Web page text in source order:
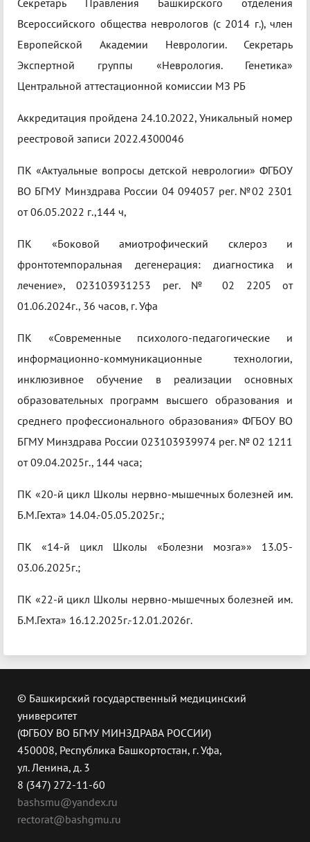
Секретарь Правления Башкирского отделения
Всероссийского общества неврологов (с 2014 г.), член
Европейской Академии Неврологии. Секретарь
Экспертной группы «Неврология. Генетика»
Центральной аттестационной комиссии МЗ РБ
Аккредитация пройдена 24.10.2022, Уникальный номер
реестровой записи 2022.4300046
ПК «Актуальные вопросы детской неврологии» ФГБОУ
ВО БГМУ Минздрава России 04 094057 рег. №02 2301
от 06.05.2022 г.,144 ч,
ПК «Боковой амиотрофический склероз и
фронтотемпоральная дегенерация: диагностика и
лечение», 023103931253 рег. № 02 2205 от
01.06.2024г., 36 часов, г. Уфа
ПК «Современные психолого-педагогические и
информационно-коммуникационные технологии,
инклюзивное обучение в реализации основных
образовательных программ высшего образования и
среднего профессионального образования» ФГБОУ ВО
БГМУ Минздрава России 023103939974 рег. № 02 1211
от 09.04.2025г., 144 часа;
ПК «20-й цикл Школы нервно-мышечных болезней им.
Б.М.Гехта» 14.04.-05.05.2025г.;
ПК «14-й цикл Школы «Болезни мозга»» 13.05-
03.06.2025г.;
ПК «22-й цикл Школы нервно-мышечных болезней им.
Б.М.Гехта» 16.12.2025г.-12.01.2026г.
© Башкирский государственный медицинский
университет
(ФГБОУ ВО БГМУ МИНЗДРАВА РОССИИ)
450008, Республика Башкортостан, г. Уфа,
ул. Ленина, д. 3
8 (347) 272-11-60
bashsmu@yandex.ru
rectorat@bashgmu.ru